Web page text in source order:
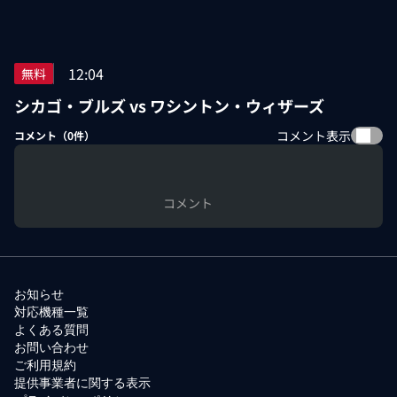
無料 12:04
シカゴ・ブルズ vs ワシントン・ウィザーズ
コメント（0件） コメント表示
コメント
お知らせ
対応機種一覧
よくある質問
お問い合わせ
ご利用規約
提供事業者に関する表示